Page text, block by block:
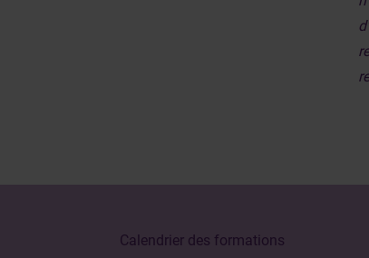
Calendrier des formations